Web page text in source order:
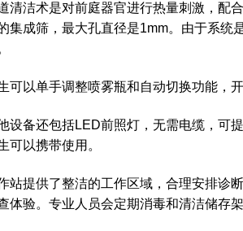
清洁术是对前庭器官进行热量刺激，配
集成筛，最大孔直径是1mm。由于系统
可以单手调整喷雾瓶和自动切换功能，
设备还包括LED前照灯，无需电缆，可
可以携带使用。
站提供了整洁的工作区域，合理安排诊
体验。专业人员会定期消毒和清洁储存